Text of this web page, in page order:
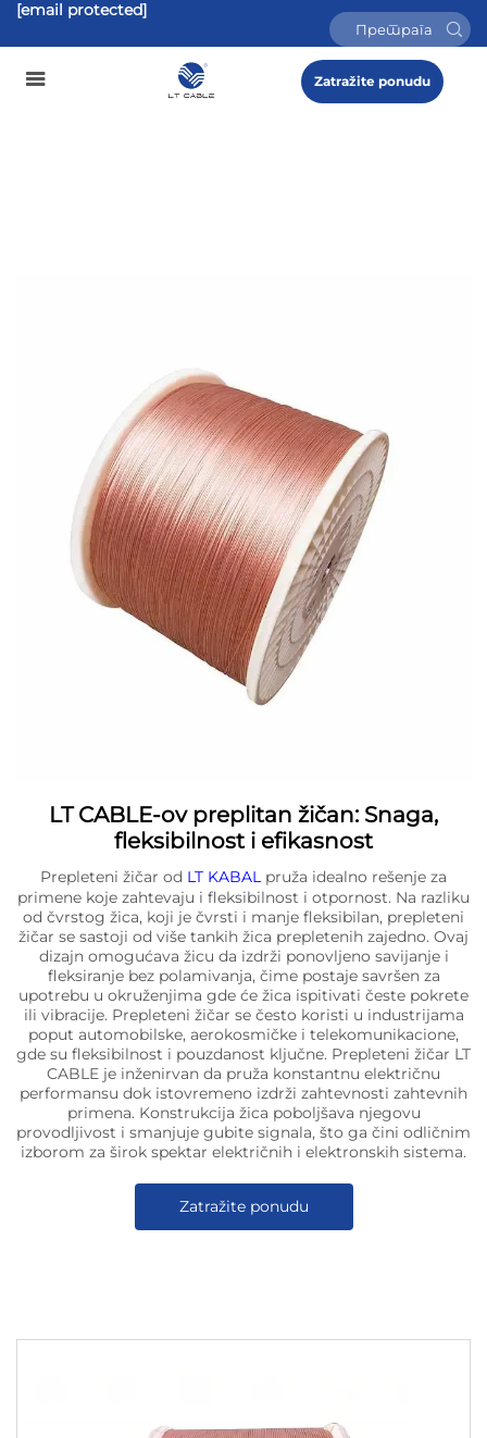
[email protected]
Zatražite ponudu
LT CABLE-ov preplitan žičan: Snaga,
fleksibilnost i efikasnost
Prepleteni žičar od LT KABAL pruža idealno rešenje za
primene koje zahtevaju i fleksibilnost i otpornost. Na razliku
od čvrstog žica, koji je čvrsti i manje fleksibilan, prepleteni
žičar se sastoji od više tankih žica prepletenih zajedno. Ovaj
dizajn omogućava žicu da izdrži ponovljeno savijanje i
fleksiranje bez polamivanja, čime postaje savršen za
upotrebu u okruženjima gde će žica ispitivati česte pokrete
ili vibracije. Prepleteni žičar se često koristi u industrijama
poput automobilske, aerokosmičke i telekomunikacione,
gde su fleksibilnost i pouzdanost ključne. Prepleteni žičar LT
CABLE je inženirvan da pruža konstantnu električnu
performansu dok istovremeno izdrži zahtevnosti zahtevnih
primena. Konstrukcija žica poboljšava njegovu
provodljivost i smanjuje gubite signala, što ga čini odličnim
izborom za širok spektar električnih i elektronskih sistema.
Zatražite ponudu